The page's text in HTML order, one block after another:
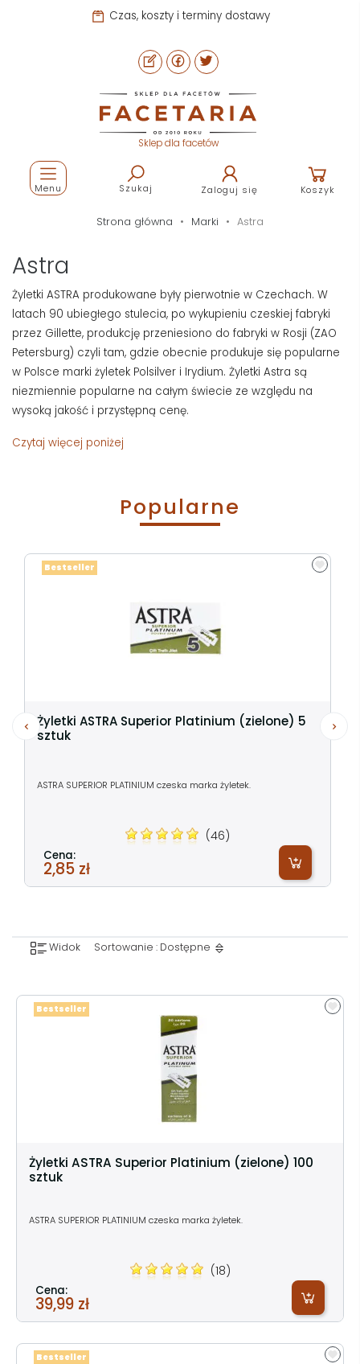
Czas, koszty i terminy dostawy
Sklep dla facetów
Szukaj Zaloguj się Koszyk
Menu
Strona główna Marki Astra
Astra
Żyletki ASTRA produkowane były pierwotnie w Czechach. W
latach 90 ubiegłego stulecia, po wykupieniu czeskiej fabryki
przez Gillette, produkcję przeniesiono do fabryki w Rosji (ZAO
Petersburg) czyli tam, gdzie obecnie produkuje się popularne
w Polsce marki żyletek Polsilver i Irydium. Żyletki Astra są
niezmiennie popularne na całym świecie ze względu na
wysoką jakość i przystępną cenę.
Czytaj więcej poniżej
Popularne
Żyletki ASTRA Superior Platinium (zielone) 5
sztuk
ASTRA SUPERIOR PLATINIUM czeska marka żyletek.
(46)
Cena:
2,85 zł
Bestseller
Widok Sortowanie : Dostępne
Żyletki ASTRA Superior Platinium (zielone) 100
sztuk
ASTRA SUPERIOR PLATINIUM czeska marka żyletek.
(18)
Cena:
39,99 zł
Bestseller
Bestseller